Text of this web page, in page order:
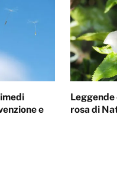
e
Leggende
rosa di